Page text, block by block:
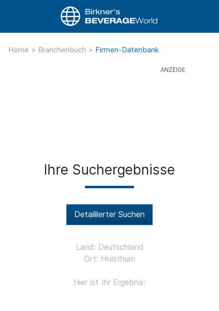
Home > Branchenbuch > Firmen-Datenbank
Ihre Suchergebnisse
Detaillierter Suchen
Land: Deutschland
Ort: Holsthum
Hier ist Ihr Ergebnis: